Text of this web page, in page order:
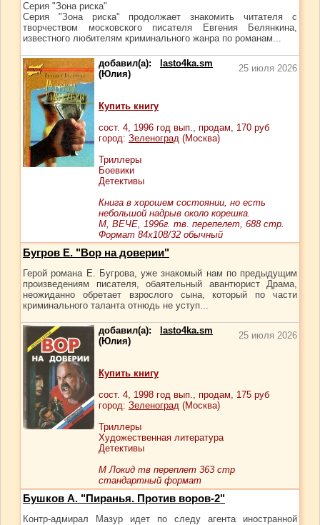
Серия "Зона риска"
Серия "Зона риска" продолжает знакомить читателя с
творчеством московского писателя Евгения Белянкина,
известного любителям криминального жанра по романам...
добавил(а):
lasto4ka.sm
(Юлия)
25 июля 2026
Купить книгу
сост. 4, 1996 год вып., продам, 170 руб
город: Зеленоград (Москва)
Триллеры
Боевики
Детективы
Книга в хорошем состоянии, но есть
небольшой надрыв около корешка.
М, ВЕЧЕ, 1996г. тв. перепелет, 688 стр.
Формат 84x108/32 обычный
Бугров Е. "Вор на доверии"
Герой романа Е. Бугрова, уже знакомый нам по предыдущим
произведениям писателя, обаятельный авантюрист Драма,
неожиданно обретает взрослого сына, который по части
криминального таланта отнюдь не уступ...
добавил(а):
lasto4ka.sm
(Юлия)
25 июля 2026
Купить книгу
сост. 4, 1998 год вып., продам, 175 руб
город: Зеленоград (Москва)
Триллеры
Художественная литература
Детективы
М Локид тв переплет 363 стр
стандартный формат
Бушков А. "Пиранья. Против воров-2"
Контр-адмирал Мазур идет по следу агента иностранной